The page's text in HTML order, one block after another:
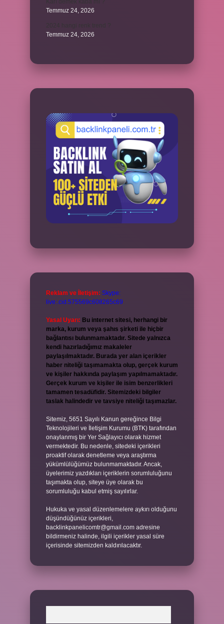
Temmuz 24, 2026
Temmuz 24, 2026
Reklam ve İletişim: Skype:
live:.cid.575569c608265c69
Yasal Uyarı: Bu internet sitesi, herhangi bir
marka, kurum veya şahıs şirketi ile hiçbir
bağlantısı bulunmamaktadır. Sitede yalnızca
kendi hazırladığımız makaleler
paylaşılmaktadır. Burada yer alan içerikler
haber niteliği taşımamakta olup, gerçek kurum
ve kişiler hakkında paylaşım yapılmamaktadır.
Gerçek kurum ve kişiler ile isim benzerlikleri
tamamen tesadüfidir. Sitemizdeki bilgiler
taslak halindedir ve tavsiye niteliği taşımazlar.
Sitemiz, 5651 Sayılı Kanun gereğince Bilgi
Teknolojileri ve İletişim Kurumu (BTK) tarafından
onaylanmış bir Yer Sağlayıcı olarak hizmet
vermektedir. Bu nedenle, sitedeki içerikleri
proaktif olarak denetleme veya araştırma
yükümlülüğümüz bulunmamaktadır. Ancak,
üyelerimiz yazdıkları içeriklerin sorumluluğunu
taşımakta olup, siteye üye olarak bu
sorumluluğu kabul etmiş sayılırlar.
Hukuka ve yasal düzenlemelere aykırı olduğunu
düşündüğünüz içerikleri,
backlinkpanelicomtr@gmail.com adresine
bildirmeniz halinde, ilgili içerikler yasal süre
içerisinde sitemizden kaldırılacaktır.